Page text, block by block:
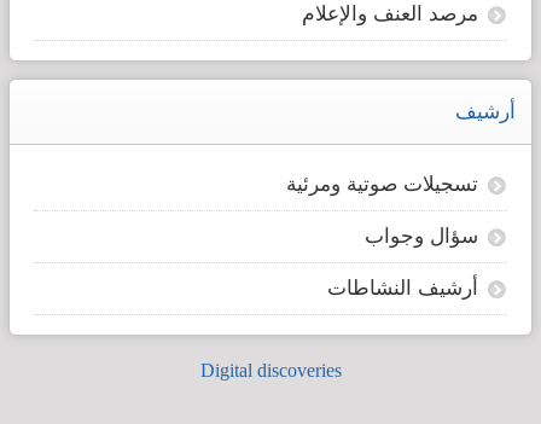
مرصد العنف والإعلام
أرشيف
تسجيلات صوتية ومرئية
سؤال وجواب
أرشيف النشاطات
Digital discoveries